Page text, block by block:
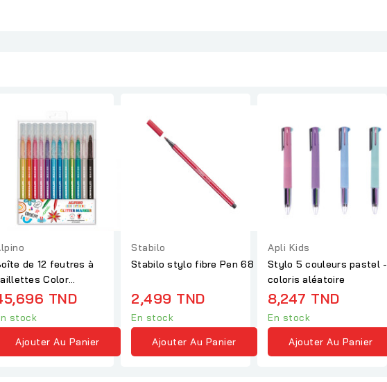
de 12 feutres à
Color
TND
stock
Ajouter Au Panier
Stabilo
Stabilo stylo fibre Pen 68
2,499 TND
En stock
Ajouter Au Panier
Apli Kids
Stylo 5 couleurs pastel -
coloris aléatoire
8,247 TND
En stock
Ajouter Au Panier